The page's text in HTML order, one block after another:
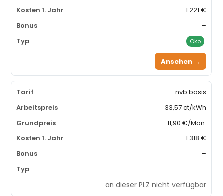
1.221 €
–
Öko
Ansehen →
nvb basis
33,57 ct/kWh
11,90 €/Mon.
1.318 €
–
an dieser PLZ nicht verfügbar